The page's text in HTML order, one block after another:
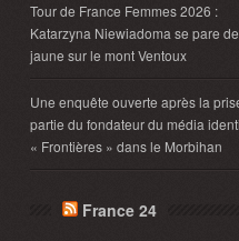
Tour de France Femmes 2026 :
Katarzyna Niewiadoma se pare de
jaune sur le mont Ventoux
Une enquête ouverte après la
partie du fondateur du média
« Frontières » dans le Morbihan
France 24